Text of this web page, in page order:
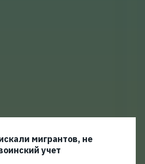
мигрантов, не
учет